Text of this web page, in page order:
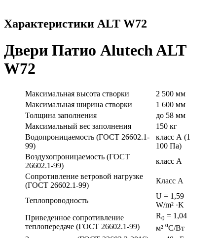
Характеристики ALT W72
Двери Патио Alutech ALT
W72
Максимальная высота створки
2 500 мм
Максимальная ширина створки
1 600 мм
Толщина заполнения
до 58 мм
Максимальный вес заполнения
150 кг
Водопроницаемость (ГОСТ 26602.1-
99)
класс А (1
100 Па)
Воздухопроницаемость (ГОСТ
26602.1-99)
класс А
Сопротивление ветровой нагрузке
(ГОСТ 26602.1-99)
Класс А
Теплопроводность
U = 1,59
W/m² ·K
Приведенное сопротивление
теплопередаче (ГОСТ 26602.1-99)
R0 = 1,04
м² ⁰С/Вт